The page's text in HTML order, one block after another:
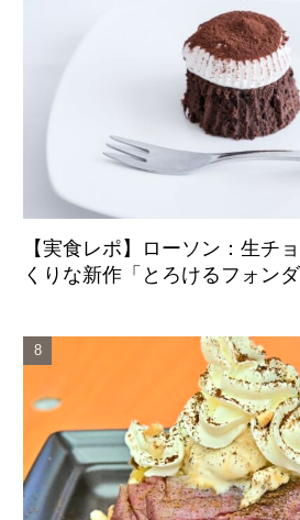
【実食レポ】ローソン：生チ
くりな新作「とろけるフォン